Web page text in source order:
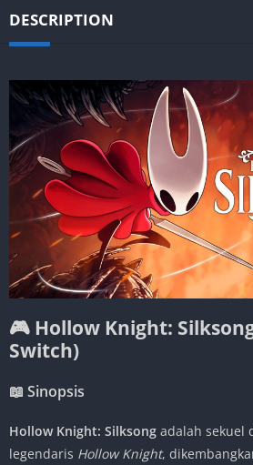
DESCRIPTION
🎮 Hollow Knight:
Switch)
📖 Sinopsis
Hollow Knight: Silksong adalah sekuel
legendaris Hollow Knight,